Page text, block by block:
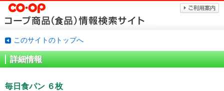
このサイトのトップへ
詳細情報
毎日食パン ６枚